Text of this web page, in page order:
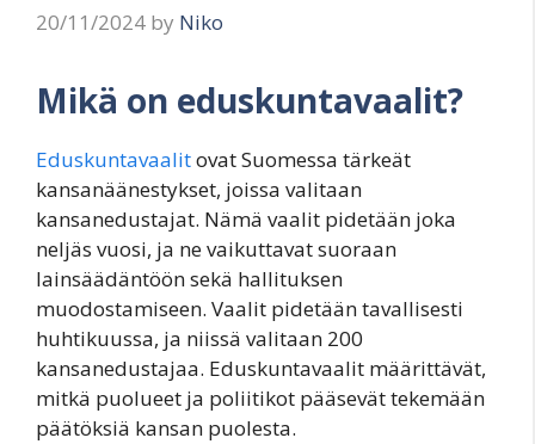
20/11/2024 by Niko
Mikä on eduskuntavaalit?
Eduskuntavaalitovat Suomessa tärkeät
kansanäänestykset, joissa valitaan
kansanedustajat. Nämä vaalit pidetään joka
neljäs vuosi, ja ne vaikuttavat suoraan
lainsäädäntöön sekä hallituksen
muodostamiseen. Vaalit pidetään tavallisesti
huhtikuussa, ja niissä valitaan 200
kansanedustajaa. Eduskuntavaalit määrittävät,
mitkä puolueet ja poliitikot pääsevät tekemään
päätöksiä kansan puolesta.